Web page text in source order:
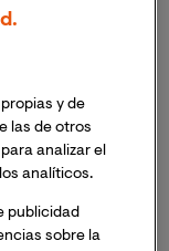
y de
las de otros
analizar el
analíticos.
publicidad
sobre la